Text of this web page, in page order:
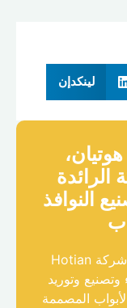
لينكدإن
النوافذ
تتخصص شركة Hotian
وتوريد
المصممة